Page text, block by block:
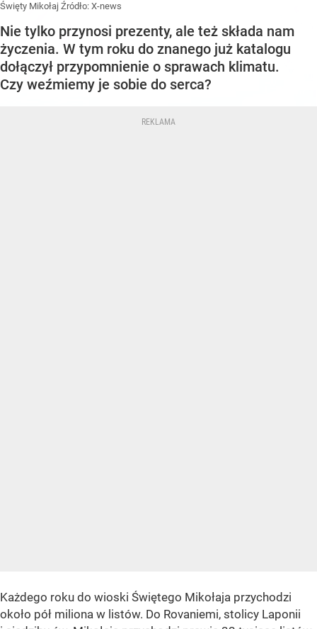
Święty Mikołaj Źródło: X-news
Nie tylko przynosi prezenty, ale też składa nam
życzenia. W tym roku do znanego już katalogu
dołączył przypomnienie o sprawach klimatu.
Czy weźmiemy je sobie do serca?
Każdego roku do wioski Świętego Mikołaja przychodzi
około pół miliona w listów. Do Rovaniemi, stolicy Laponii